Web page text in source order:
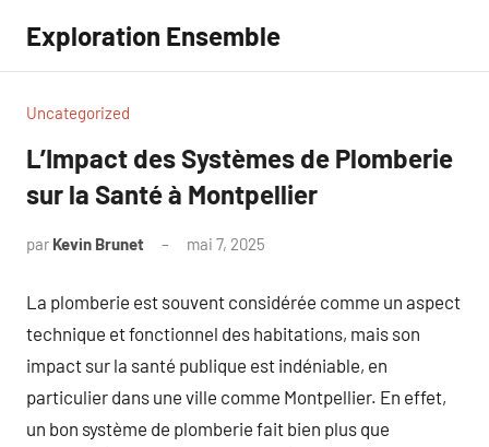
contenu
Exploration Ensemble
Uncategorized
L’Impact des Systèmes de Plomberie
sur la Santé à Montpellier
par Kevin Brunet mai 7, 2025
La plomberie est souvent considérée comme un aspect
technique et fonctionnel des habitations, mais son
impact sur la santé publique est indéniable, en
particulier dans une ville comme Montpellier. En effet,
un bon système de plomberie fait bien plus que